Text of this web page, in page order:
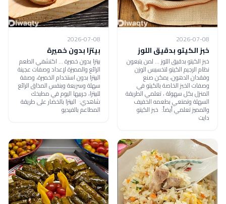
2026-07-08
خبز الكيتو بدقيق اللوز
خبز الكيتو بدقيق اللوز ... لمن يتبعون
نظام الرجيم الكيتو لتخسيس الوزن
وفقدان الدهون، يمكن صنع
وصفات الخبز الخاصة بالكيتو في
المنزل بكل سهولة ، تعلمي الطريقة
السهلة وتمتعي بطعمه الخفيف
والمميز تعلمي أيضاً: خبز الكيتو
دايت
2026-07-08
بيتزا بدون خميرة
بيتزا بدون خميرة ... اكتشفي الطعم
الرائع والمميزة لإعداد وصفات عجينة
البيتزا بدون استخدام الخميرة، وصفة
سهلة وسريعة وبنفس المذاق الرائع
للبيتزا، جربيها اليوم في مطبخك
شاهدي: البيتزا بالخضار على طريقة
المطاعم بالفيديو